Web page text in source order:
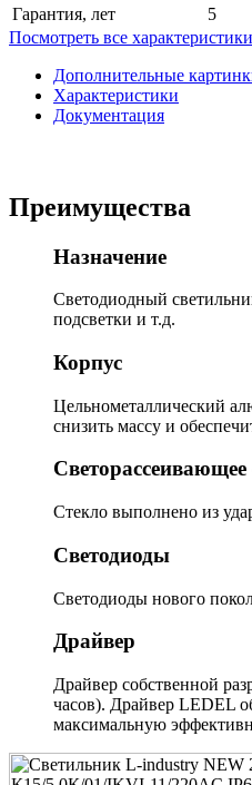
Гарантия, лет
5
Посмотреть все характеристики
Дополнительные
Характеристики
Документация
Преимущества
Назначение
Светодиодный
подсветки и т.д.
Корпус
Цельнометаллический
снизить массу и
Светорассеивающее
Стекло выполнено из
Светодиоды
Светодиоды нового
Драйвер
Драйвер собственной
часов). Драйвер LEDEL
максимальную